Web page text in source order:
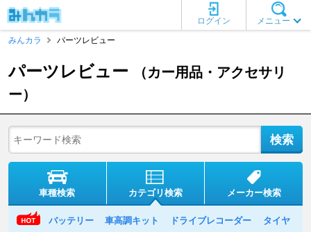
メニュー
ログイン
みんカラ
パーツレビュー
パーツレビュー
（カー用品・アクセサリ
ー）
車種検索 カテゴリ検索 メーカー検索
バッテリー 車高調キット ドライブレコーダー
タイヤ